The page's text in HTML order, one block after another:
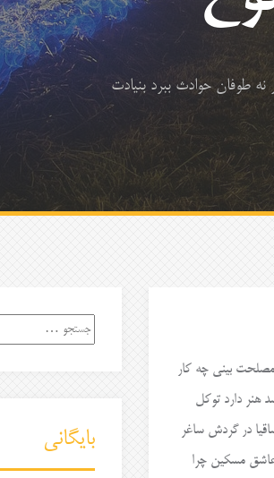
طوفان حوادث ببرد بنیادت
بینی چه کار
دارد توکل
در گردش ساغر
مسکین چرا
جستجو
بایگانی